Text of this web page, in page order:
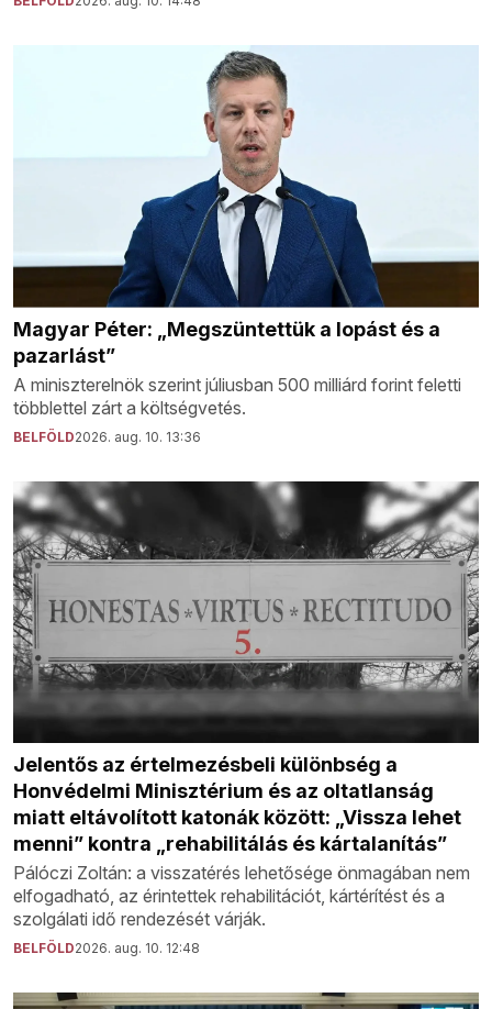
Magyar Péter: „Megszüntettük a lopást és a
pazarlást”
A miniszterelnök szerint júliusban 500 milliárd forint feletti
többlettel zárt a költségvetés.
BELFÖLD2026. aug. 10. 13:36
Jelentős az értelmezésbeli különbség a
Honvédelmi Minisztérium és az oltatlanság
miatt eltávolított katonák között: „Vissza lehet
menni” kontra „rehabilitálás és kártalanítás”
Pálóczi Zoltán: a visszatérés lehetősége önmagában nem
elfogadható, az érintettek rehabilitációt, kártérítést és a
szolgálati idő rendezését várják.
BELFÖLD2026. aug. 10. 12:48